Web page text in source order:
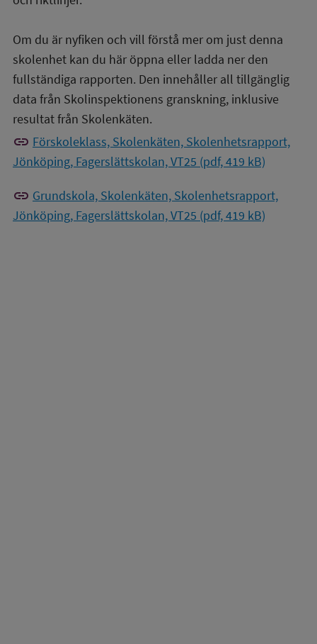
Om du är nyfiken och vill förstå mer om just denna
skolenhet kan du här öppna eller ladda ner den
fullständiga rapporten. Den innehåller all tillgänglig
data från Skolinspektionens granskning, inklusive
resultat från Skolenkäten.
link Förskoleklass, Skolenkäten, Skolenhetsrapport,
Jönköping, Fagerslättskolan, VT25 (pdf, 419 kB)
link Grundskola, Skolenkäten, Skolenhetsrapport,
Jönköping, Fagerslättskolan, VT25 (pdf, 419 kB)